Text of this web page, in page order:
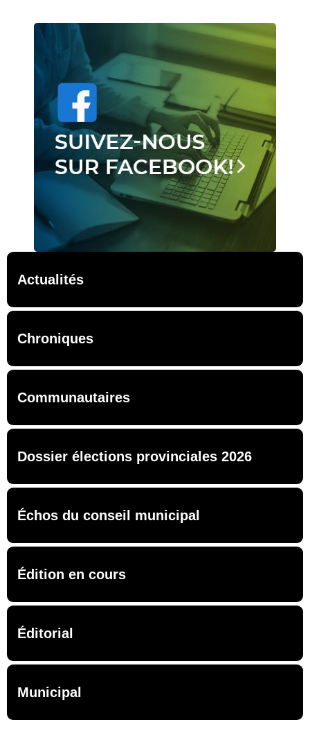
Actualités
Chroniques
Communautaires
Dossier élections provinciales 2026
Échos du conseil municipal
Édition en cours
Éditorial
Municipal